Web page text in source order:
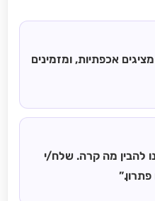
אכפתיות, ומזמינים
להבין מה קרה. שלח/י